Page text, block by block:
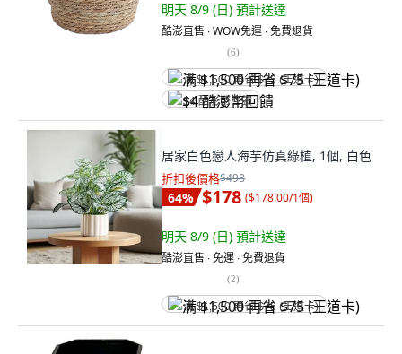
明天 8/9 (日) 預計送達
酷澎直售 ∙ WOW免運 ∙ 免費退貨
(6)
满 $1,500 再省 $75 (王道卡)
$4 酷澎幣回饋
居家白色戀人海芋仿真綠植, 1個, 白色
折扣後價格$498
64% $178 ($178.00/1個)
明天 8/9 (日) 預計送達
酷澎直售 ∙ 免運 ∙ 免費退貨
(2)
满 $1,500 再省 $75 (王道卡)